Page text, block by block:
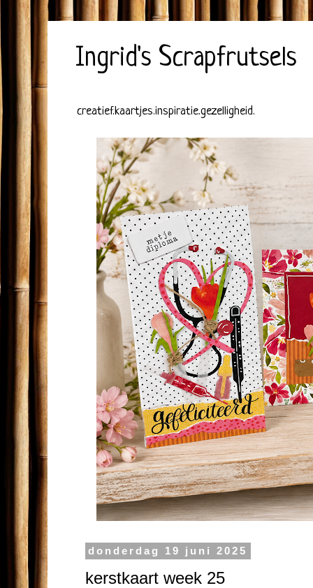
Ingrid's Scrapfrutsels
creatief.kaartjes.inspiratie.gezelligheid.
donderdag 19 juni 2025
kerstkaart week 25